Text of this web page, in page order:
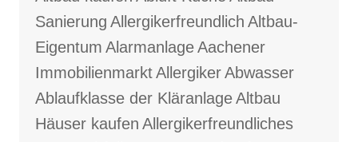
Sanierung Allergikerfreundlich Altbau-
Eigentum AlarmanlageAachener
ImmobilienmarktAllergikerAbwasser
Ablaufklasse der KläranlageAltbau
Häuser kaufen Allergikerfreundliches